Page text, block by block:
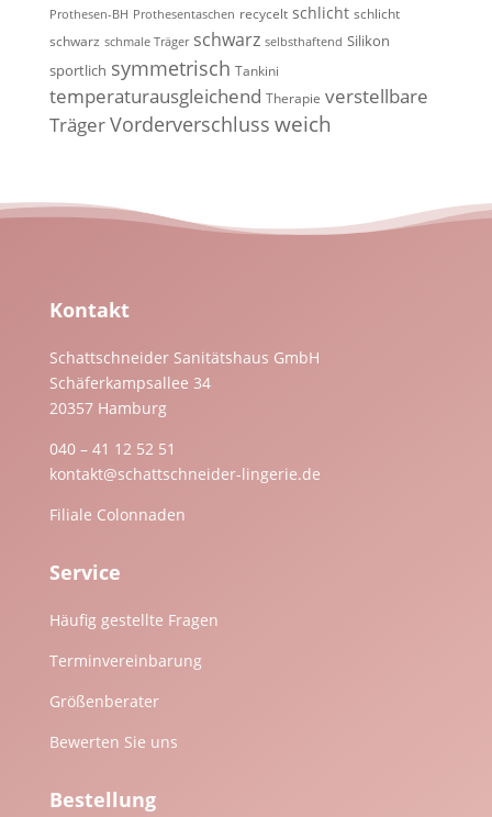
Prothesen-BH Prothesentaschen recycelt schlicht schlicht
schwarz schmale Träger schwarz selbsthaftend Silikon
sportlich symmetrisch Tankini
temperaturausgleichend Therapie verstellbare
TrägerVorderverschluss weich
Kontakt
Schattschneider Sanitätshaus GmbH
Schäferkampsallee 34
20357 Hamburg
040 – 41 12 52 51
kontakt@schattschneider-lingerie.de
Filiale Colonnaden
Service
Häufig gestellte Fragen
Terminvereinbarung
Größenberater
Bewerten Sie uns
Bestellung